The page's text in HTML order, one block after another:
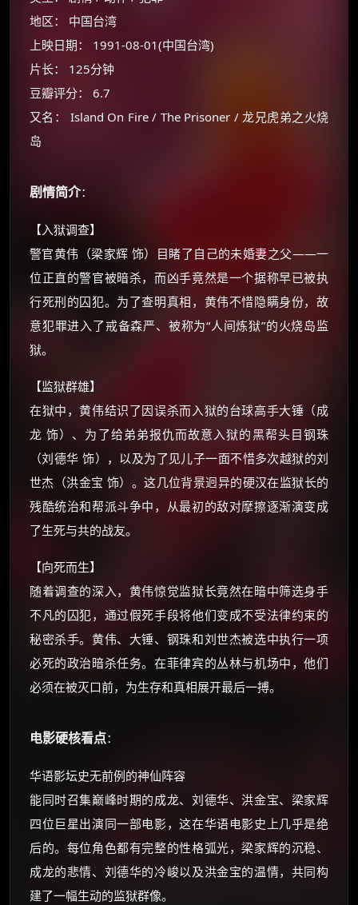
地区： 中国台湾
上映日期： 1991-08-01(中国台湾)
片长： 125分钟
豆瓣评分： 6.7
又名： Island On Fire / The Prisoner / 龙兄虎弟之火烧
岛
剧情简介：
【入狱调查】
警官黄伟（梁家辉 饰）目睹了自己的未婚妻之父——一
位正直的警官被暗杀，而凶手竟然是一个据称早已被执
行死刑的囚犯。为了查明真相，黄伟不惜隐瞒身份，故
意犯罪进入了戒备森严、被称为“人间炼狱”的火烧岛监
狱。
【监狱群雄】
在狱中，黄伟结识了因误杀而入狱的台球高手大锤（成
龙 饰）、为了给弟弟报仇而故意入狱的黑帮头目钢珠
（刘德华 饰），以及为了见儿子一面不惜多次越狱的刘
世杰（洪金宝 饰）。这几位背景迥异的硬汉在监狱长的
残酷统治和帮派斗争中，从最初的敌对摩擦逐渐演变成
了生死与共的战友。
【向死而生】
随着调查的深入，黄伟惊觉监狱长竟然在暗中筛选身手
不凡的囚犯，通过假死手段将他们变成不受法律约束的
秘密杀手。黄伟、大锤、钢珠和刘世杰被选中执行一项
必死的政治暗杀任务。在菲律宾的丛林与机场中，他们
必须在被灭口前，为生存和真相展开最后一搏。
电影硬核看点：
华语影坛史无前例的神仙阵容
能同时召集巅峰时期的成龙、刘德华、洪金宝、梁家辉
四位巨星出演同一部电影，这在华语电影史上几乎是绝
后的。每位角色都有完整的性格弧光，梁家辉的沉稳、
成龙的悲情、刘德华的冷峻以及洪金宝的温情，共同构
建了一幅生动的监狱群像。
🧧 福利领取站
☕
朋友们辛苦了 💦
如夸克12个月送14天 最低75元！
⚡ 前往【大淘客】领红包
☕ 海外大侠？通过 Ko-fi 赐茶